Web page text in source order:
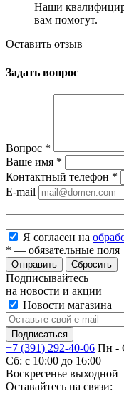
Наши
вам помогут.
Оставить отзыв
Задать вопрос
Вопрос *
Ваше имя *
Контактный телефон *
E-mail
Я согласен на
* — обязательные поля
Сбросить
Подписывайтесь
на новости и акции
Новости магазина
+7 (391) 292-40-06 Пн -
Сб: c 10:00 до 16:00
​Воскресенье выходной
Оставайтесь на связи: